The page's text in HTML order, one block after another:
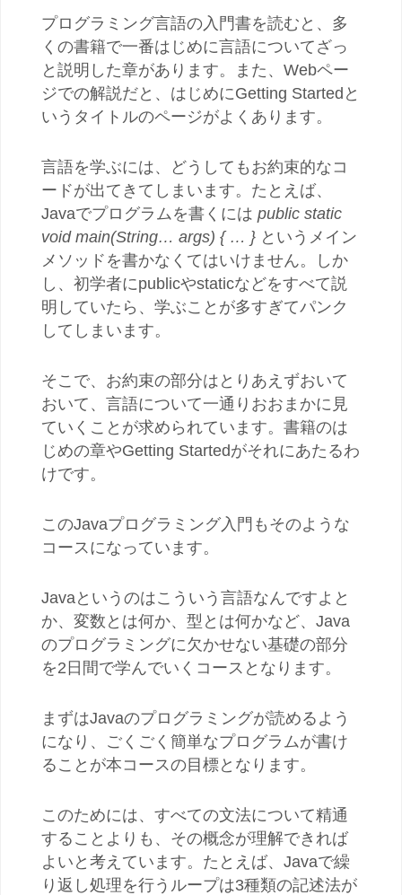
プログラミング言語の入門書を読むと、多
くの書籍で一番はじめに言語についてざっ
と説明した章があります。また、Webペー
ジでの解説だと、はじめにGetting Startedと
いうタイトルのページがよくあります。
言語を学ぶには、どうしてもお約束的なコ
ードが出てきてしまいます。たとえば、
Javaでプログラムを書くには public static
void main(String… args) { … } というメイン
メソッドを書かなくてはいけません。しか
し、初学者にpublicやstaticなどをすべて説
明していたら、学ぶことが多すぎてパンク
してしまいます。
そこで、お約束の部分はとりあえずおいて
おいて、言語について一通りおおまかに見
ていくことが求められています。書籍のは
じめの章やGetting Startedがそれにあたるわ
けです。
このJavaプログラミング入門もそのような
コースになっています。
Javaというのはこういう言語なんですよと
か、変数とは何か、型とは何かなど、Java
のプログラミングに欠かせない基礎の部分
を2日間で学んでいくコースとなります。
まずはJavaのプログラミングが読めるよう
になり、ごくごく簡単なプログラムが書け
ることが本コースの目標となります。
このためには、すべての文法について精通
することよりも、その概念が理解できれば
よいと考えています。たとえば、Javaで繰
り返し処理を行うループは3種類の記述法が